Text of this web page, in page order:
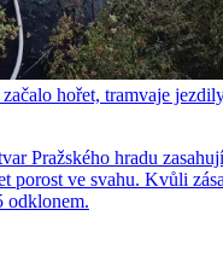
hořet, tramvaje
Pražského hradu
porost ve svahu. Kvůli
odklonem.